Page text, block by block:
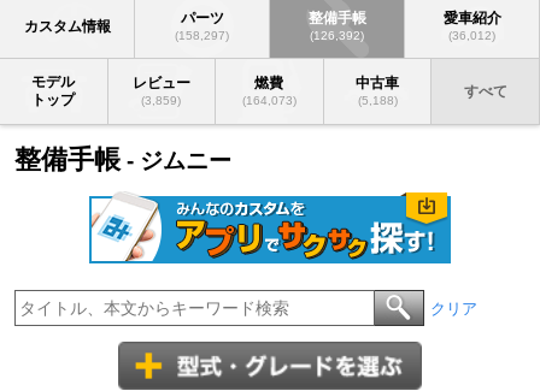
カスタム情報 パーツ
(158,297)
整備手帳
(126,392)
愛車紹介
(36,012)
モデル
トップ
レビュー
(3,859)
燃費
(164,073)
中古車
(5,188)
すべて
整備手帳 - ジムニー
クリア